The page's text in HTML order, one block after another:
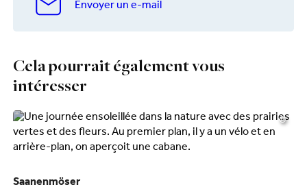
Envoyer un e-mail
Cela pourrait également vous
intéresser
©
Saanenmöser